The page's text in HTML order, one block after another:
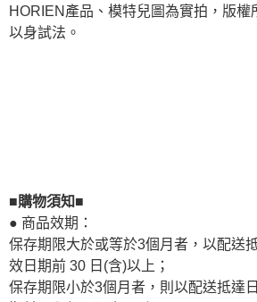
HORIEN產品、模特兒圖為實拍，版權
以身試法。
■購物須知■
● 商品效期：
保存期限大於或等於3個月者，以配送
效日期前 30 日(含)以上；
保存期限小於3個月者，則以配送抵達